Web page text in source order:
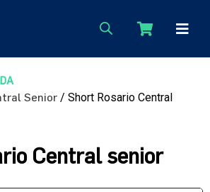
Senior / Short Rosario Central
Central senior